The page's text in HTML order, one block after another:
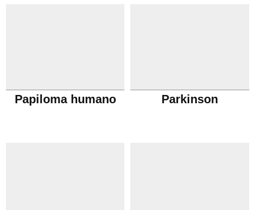
Papiloma humano Parkinson